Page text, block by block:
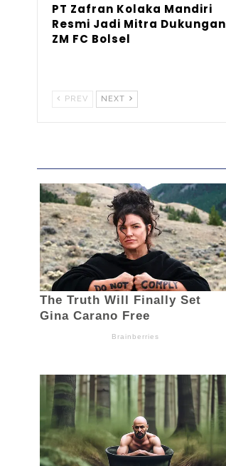
PT Zafran Kolaka Mandiri
Resmi Jadi Mitra Dukungan
ZM FC Bolsel
PREV NEXT